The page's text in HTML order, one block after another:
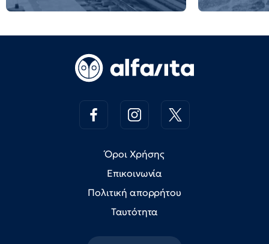
Όροι Χρήσης
Επικοινωνία
Πολιτική απορρήτου
Ταυτότητα